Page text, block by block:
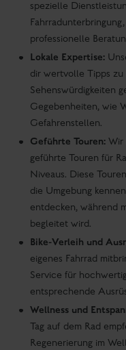
spezielle
professionelle
Lokale Expertise:
dir wertvolle Tipps zu
Sehenswürdigkeiten
Gegebenheiten, wie
Gefahrenstellen.
Geführte Touren: Wir
geführte Touren für
Niveaus. Diese
die Umgebung
entdecken, während
begleitet wird.
Bike-Verleih und
eigenes Fahrrad
Service für
entsprechende
Wellness und
Tag auf dem Rad
Regenerierung im